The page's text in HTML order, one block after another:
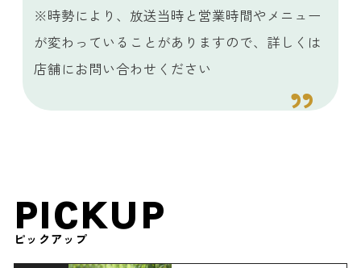
※時勢により、放送当時と営業時間やメニュー
が変わっていることがありますので、詳しくは
店舗にお問い合わせください
PICKUP
ピックアップ